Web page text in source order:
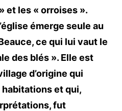
et les « orroises ».
émerge seule au
ce qui lui vaut le
des blés ». Elle est
d’origine qui
et qui,
fut